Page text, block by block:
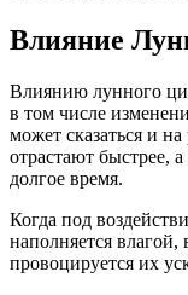
Влияние
Влиянию лунного
в том числе
может сказаться и
отрастают быстрее,
долгое время.
Когда под
наполняется
провоцируется их